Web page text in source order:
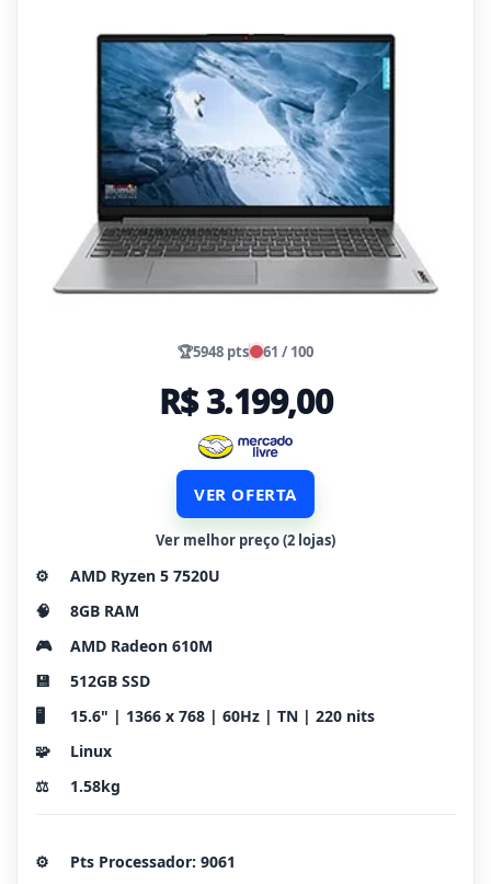
🏆5948 pts 61 / 100
R$ 3.199,00
VER OFERTA
Ver melhor preço (2 lojas)
⚙️
AMD Ryzen 5 7520U
🧠
8GB RAM
🎮
AMD Radeon 610M
💾
512GB SSD
🖥️
15.6" | 1366 x 768 | 60Hz | TN | 220 nits
🧩
Linux
⚖️
1.58kg
⚙️
Pts Processador: 9061